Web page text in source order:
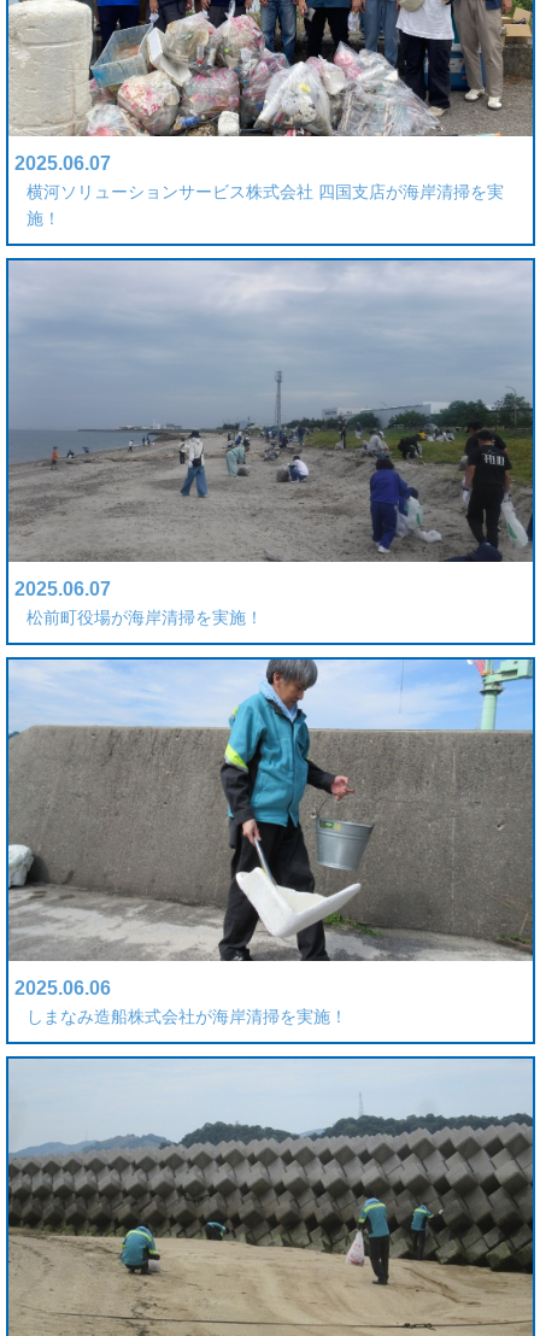
2025.06.07
横河ソリューションサービス株式会社 四国支店が海岸清掃を実
施！
2025.06.07
松前町役場が海岸清掃を実施！
2025.06.06
しまなみ造船株式会社が海岸清掃を実施！